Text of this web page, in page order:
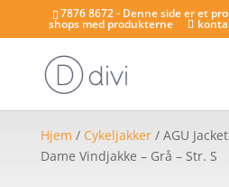
7876 8672 - Denne side er et
shops med produkterne
Hjem / Cykeljakker/ AGU
Dame Vindjakke – Grå – Str. S